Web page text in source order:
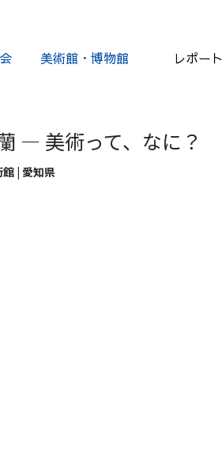
美術館・博物館 レポート
― 美術って、なに？
| 愛知県